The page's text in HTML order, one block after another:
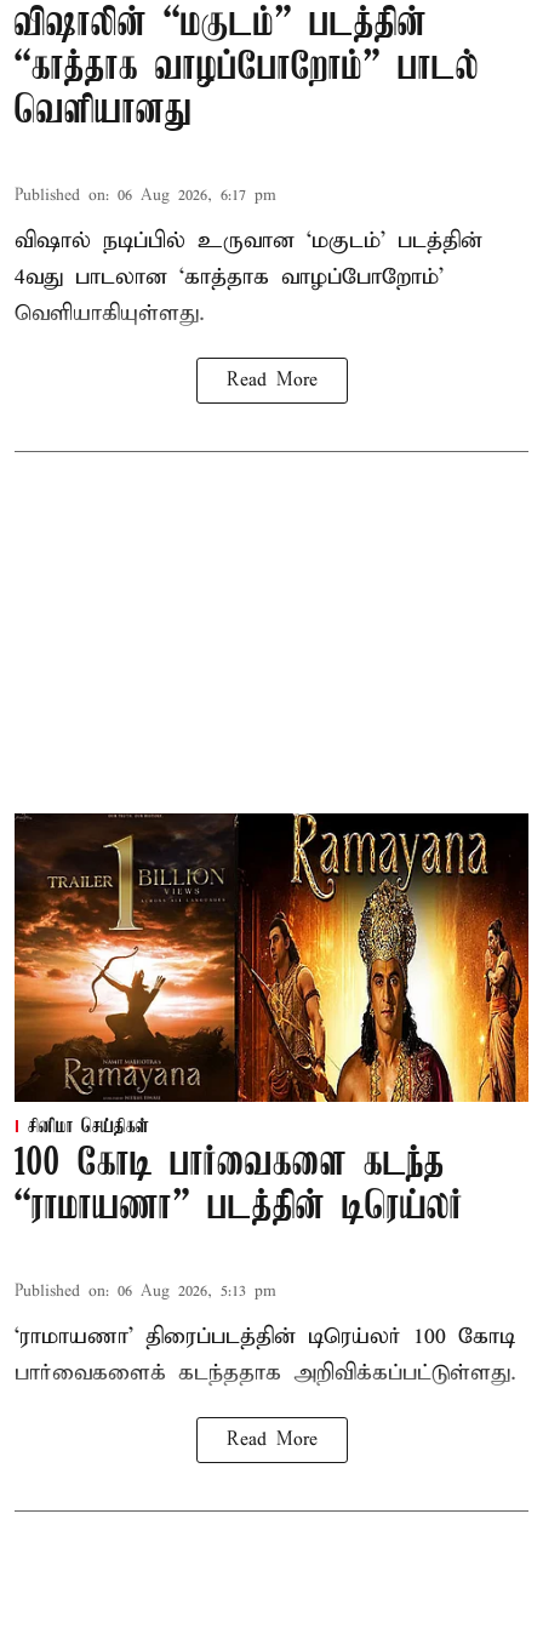
விஷாலின் “மகுடம்” படத்தின்
“காத்தாக வாழப்போறோம்” பாடல்
வெளியானது
Published on: 06 Aug 2026, 6:17 pm
விஷால் நடிப்பில் உருவான ‘மகுடம்’ படத்தின்
4வது பாடலான ‘காத்தாக வாழப்போறோம்’
வெளியாகியுள்ளது.
Read More
சினிமா செய்திகள்
100 கோடி பார்வைகளை கடந்த
“ராமாயணா” படத்தின் டிரெய்லர்
Published on: 06 Aug 2026, 5:13 pm
‘ராமாயணா’ திரைப்படத்தின் டிரெய்லர் 100 கோடி
பார்வைகளைக் கடந்ததாக அறிவிக்கப்பட்டுள்ளது.
Read More